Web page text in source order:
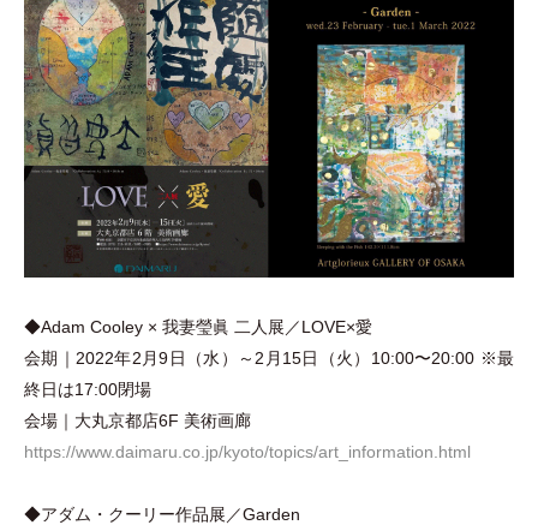
◆Adam Cooley × 我妻瑩眞 二人展／LOVE×愛
会期｜2022年2月9日
（水 ） ～2月15日 （火 ） 10:00〜20:00 ※最
終日は17:00閉場
会場｜大丸京都店6F 美術画廊
https://www.daimaru.co.jp/kyoto/topics/art_information.html
◆アダム ・ クーリー作品展／Garden